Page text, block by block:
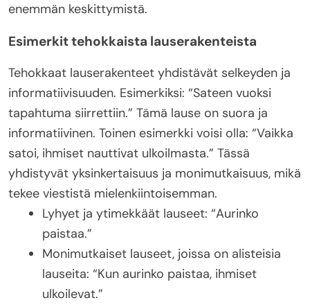
enemmän keskittymistä.
Esimerkit tehokkaista lauserakenteista
Tehokkaat lauserakenteet yhdistävät selkeyden ja
informatiivisuuden. Esimerkiksi: “Sateen vuoksi
tapahtuma siirrettiin.” Tämä lause on suora ja
informatiivinen. Toinen esimerkki voisi olla: “Vaikka
satoi, ihmiset nauttivat ulkoilmasta.” Tässä
yhdistyvät yksinkertaisuus ja monimutkaisuus, mikä
tekee viestistä mielenkiintoisemman.
Lyhyet ja ytimekkäät lauseet: “Aurinko
paistaa.”
Monimutkaiset lauseet, joissa on alisteisia
lauseita: “Kun aurinko paistaa, ihmiset
ulkoilevat.”